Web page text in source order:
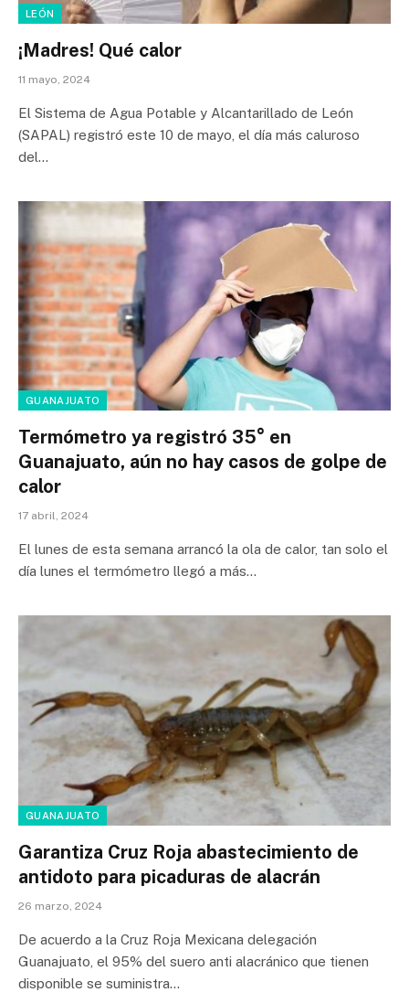
LEÓN
¡Madres! Qué calor
11 mayo, 2024
El Sistema de Agua Potable y Alcantarillado de León
(SAPAL) registró este 10 de mayo, el día más caluroso
del…
GUANAJUATO
Termómetro ya registró 35° en
Guanajuato, aún no hay casos de golpe de
calor
17 abril, 2024
El lunes de esta semana arrancó la ola de calor, tan solo el
día lunes el termómetro llegó a más…
GUANAJUATO
Garantiza Cruz Roja abastecimiento de
antidoto para picaduras de alacrán
26 marzo, 2024
De acuerdo a la Cruz Roja Mexicana delegación
Guanajuato, el 95% del suero anti alacránico que tienen
disponible se suministra…